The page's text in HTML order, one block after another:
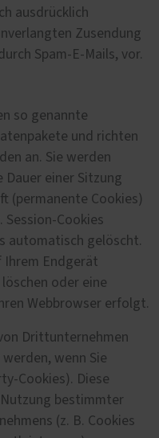
ausdrücklich
Zusendung
Spam-E-Mails, vor.
so genannte
und richten
an. Sie werden
einer Sitzung
(permanente Cookies)
Cookies
automatisch gelöscht.
Ihrem Endgerät
oder eine
Webbrowser erfolgt.
Drittunternehmen
wenn Sie
Cookies). Diese
bestimmter
(z. B. Cookies